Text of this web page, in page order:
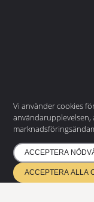
Vi använder cookies
ACCEPTERA
ACCEPTERA ALLA